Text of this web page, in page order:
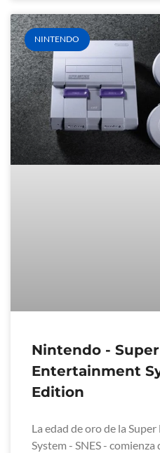
NINTENDO
Nintendo -
Entertainment
Edition
La edad de oro de la
System - SNES - comienza